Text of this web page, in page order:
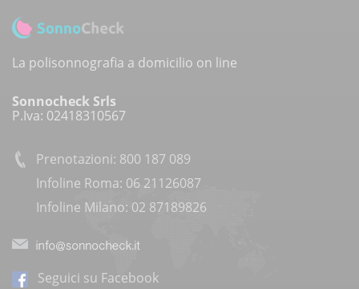
La polisonnografia a domicilio on line
Sonnocheck Srls
P.Iva: 02418310567
Prenotazioni: 800 187 089
Infoline Roma: 06 21126087
Infoline Milano: 02 87189826
Seguici su Facebook